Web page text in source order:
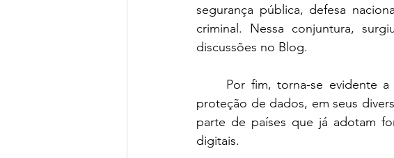
segurança pública, defesa
criminal. Nessa conjuntura,
discussões no Blog.
proteção de dados, em seus
parte de países que já adotam
digitais.